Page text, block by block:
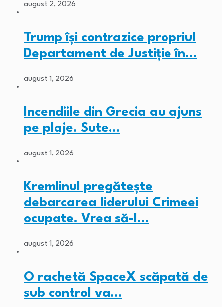
august 2, 2026
Trump își contrazice propriul
Departament de Justiție în…
august 1, 2026
Incendiile din Grecia au ajuns
pe plaje. Sute…
august 1, 2026
Kremlinul pregătește
debarcarea liderului Crimeei
ocupate. Vrea să-l…
august 1, 2026
O rachetă SpaceX scăpată de
sub control va…